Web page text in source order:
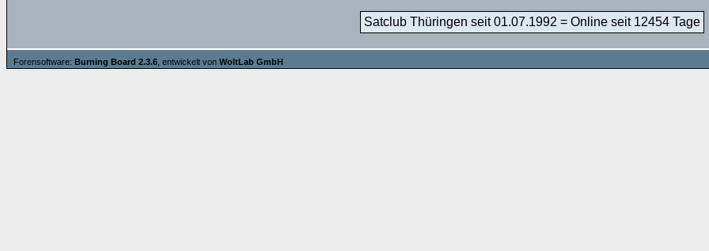
Satclub Thüringen seit 01.07.1992 = Online seit 12454 Tage
Forensoftware: Burning Board 2.3.6 , entwickelt von WoltLab GmbH